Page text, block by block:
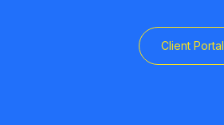
Client Portal